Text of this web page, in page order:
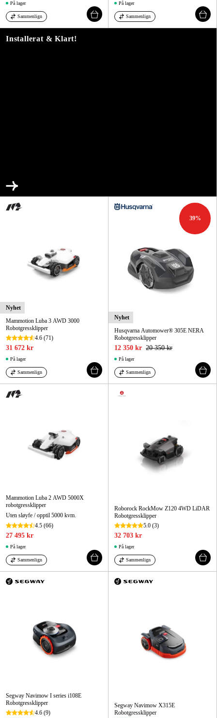
På lager
Sammenlign
På lager
Sammenlign
Nyhet
Mammotion Luba 3 AWD 3000
Robotgressklipper
4.6 (71)
31 672 kr
På lager
Sammenlign
39%
Nyhet
Husqvarna Automower® 305E NERA
Robotgressklipper
12 350 kr 20 350 kr
På lager
Sammenlign
Mammotion Luba 2 AWD 5000X
robotgressklipper
Uten sløyfe / opptil 5000 kvm.
4.5 (66)
27 495 kr
På lager
Sammenlign
Roborock RockMow Z120 4WD LiDAR
Robotgressklipper
5.0 (3)
32 703 kr
På lager
Sammenlign
Segway Navimow I series i108E
Robotgressklipper
4.6 (9)
Segway Navimow X315E
Robotgressklipper
Installerat & Klart!